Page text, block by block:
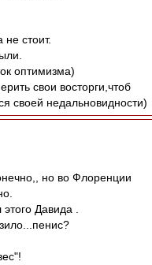
не стоит.
оптимизма)
свои восторги,чтоб
своей недальновидности)
но во Флоренции
Давида .